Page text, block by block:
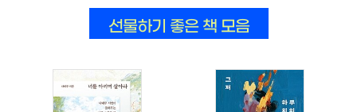
선물하기 좋은 책 모음